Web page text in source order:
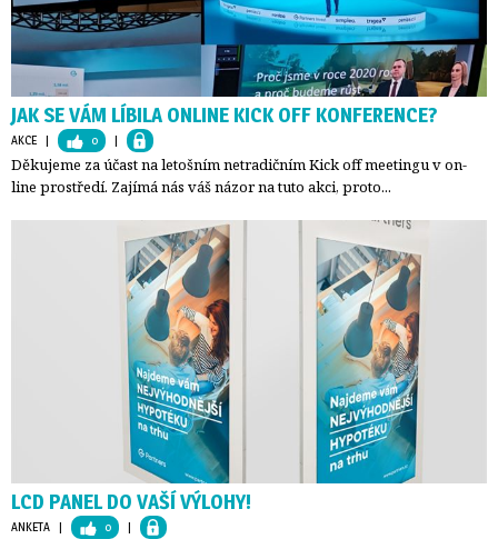
JAK SE VÁM LÍBILA ONLINE KICK OFF KONFERENCE?
AKCE | 0 |
Děkujeme za účast na letošním netradičním Kick off meetingu v on-
line prostředí. Zajímá nás váš názor na tuto akci, proto...
LCD PANEL DO VAŠÍ VÝLOHY!
ANKETA | 0 |